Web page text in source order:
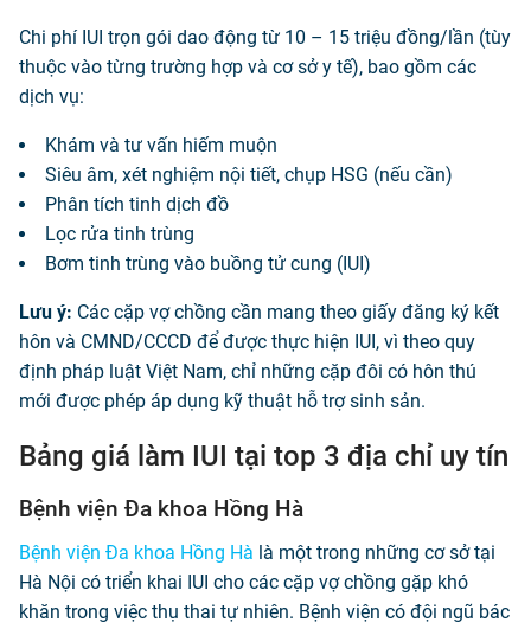
Chi phí IUI trọn gói dao động từ 10 – 15 triệu đồng/lần (tùy
thuộc vào từng trường hợp và cơ sở y tế), bao gồm các
dịch vụ:
Khám và tư vấn hiếm muộn
Siêu âm, xét nghiệm nội tiết, chụp HSG (nếu cần)
Phân tích tinh dịch đồ
Lọc rửa tinh trùng
Bơm tinh trùng vào buồng tử cung (IUI)
Lưu ý: Các cặp vợ chồng cần mang theo giấy đăng ký kết
hôn và CMND/CCCD để được thực hiện IUI, vì theo quy
định pháp luật Việt Nam, chỉ những cặp đôi có hôn thú
mới được phép áp dụng kỹ thuật hỗ trợ sinh sản.
Bảng giá làm IUI tại top 3 địa chỉ uy tín
Bệnh viện Đa khoa Hồng Hà
Bệnh viện Đa khoa Hồng Hà là một trong những cơ sở tại
Hà Nội có triển khai IUI cho các cặp vợ chồng gặp khó
khăn trong việc thụ thai tự nhiên. Bệnh viện có đội ngũ bác